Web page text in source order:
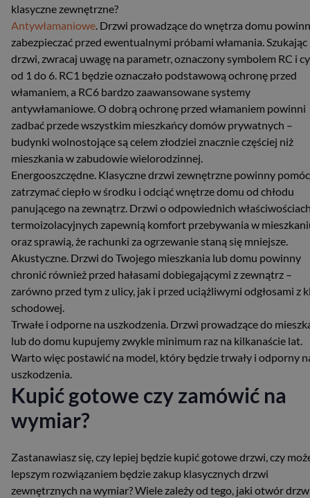
klasyczne zewnętrzne?
Antywłamaniowe. Drzwi prowadzące do wnętrza domu
zabezpieczać przed ewentualnymi próbami włamania. Szukając
drzwi, zwracaj uwagę na parametr, oznaczony symbolem RC i
od 1 do 6. RC1 będzie oznaczało podstawową ochronę przed
włamaniem, a RC6 bardzo zaawansowane systemy
antywłamaniowe. O dobrą ochronę przed włamaniem powinni
zadbać przede wszystkim mieszkańcy domów prywatnych –
budynki wolnostojące są celem złodziei znacznie częściej niż
mieszkania w zabudowie wielorodzinnej.
Energooszczędne. Klasyczne drzwi zewnętrzne powinny pomóc
zatrzymać ciepło w środku i odciąć wnętrze domu od chłodu
panującego na zewnątrz. Drzwi o odpowiednich
termoizolacyjnych zapewnią komfort przebywania w
oraz sprawią, że rachunki za ogrzewanie staną się mniejsze.
Akustyczne. Drzwi do Twojego mieszkania lub domu powinny
chronić również przed hałasami dobiegającymi z zewnątrz –
zarówno przed tym z ulicy, jak i przed uciążliwymi odgłosami z
schodowej.
Trwałe i odporne na uszkodzenia. Drzwi prowadzące do
lub do domu kupujemy zwykle minimum raz na kilkanaście lat.
Warto więc postawić na model, który będzie trwały i odporny
uszkodzenia.
Kupić gotowe czy zamówić na
wymiar?
Zastanawiasz się, czy lepiej będzie kupić gotowe drzwi, czy
lepszym rozwiązaniem będzie zakup klasycznych drzwi
zewnętrznych na wymiar? Wiele zależy od tego, jaki otwór